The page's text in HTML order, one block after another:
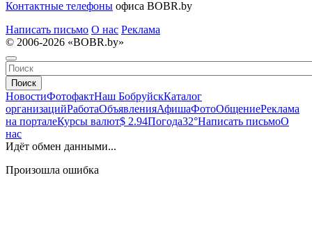
Контактные телефоны офиса BOBR.by
Написать письмо О нас Реклама
© 2006-2026 «BOBR.by»
Поиск
НовостиФотофактНаш БобруйскКаталог
организацийРаботаОбъявленияАфишаФотоОбщениеРеклама
на порталеКурсы валют$ 2.94Погода32°Написать письмоО
нас
Идёт обмен данными...
Произошла ошибка